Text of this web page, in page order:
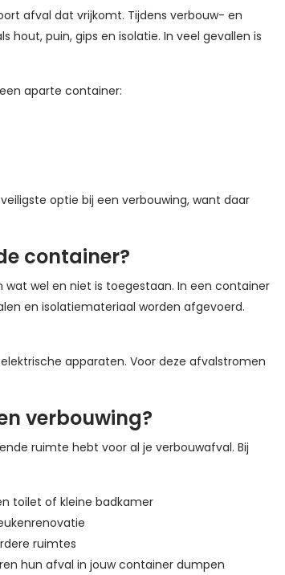
afval dat vrijkomt. Tijdens verbouw- en
puin, gips en isolatie. In veel gevallen is
aparte container:
optie bij een verbouwing, want daar
container?
wel en niet is toegestaan. In een container
en isolatiemateriaal worden afgevoerd.
apparaten. Voor deze afvalstromen
verbouwing?
ruimte hebt voor al je verbouwafval. Bij
toilet of kleine badkamer
ruimtes
hun afval in jouw container dumpen